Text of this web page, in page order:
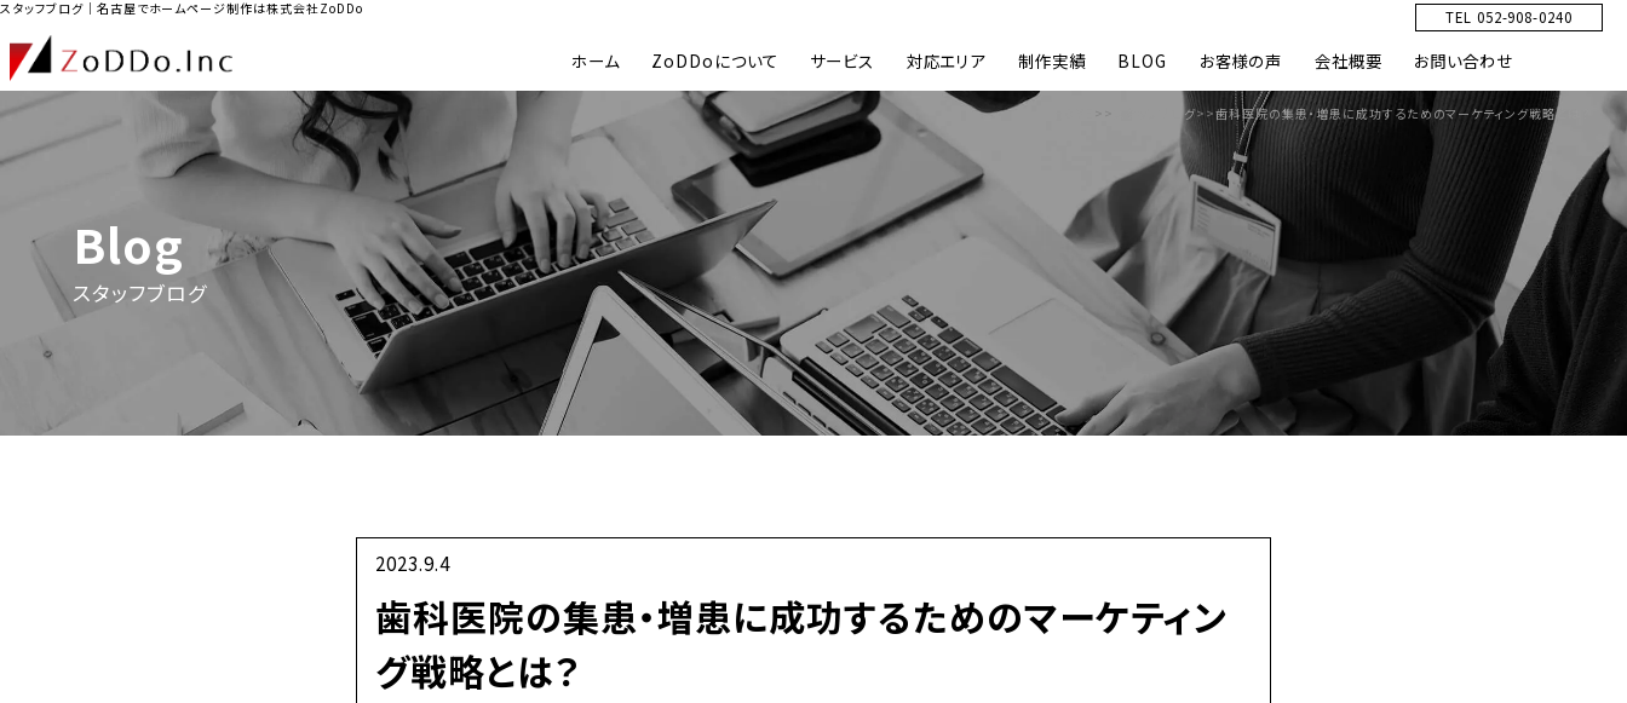
スタッフブログ｜名古屋でホームページ制作は株式会社ZoDDo
ホーム ZoDDoについて サービス 対応エリア 制作実績 BLOG お客様の声 会社概要 お問い合わせ
TEL 052-908-0240
Blog
スタッフブログ
スタッフブログ>>歯科医院の集患・増患に成功するためのマーケティング戦略とは？
2023.9.4
歯科医院の集患・増患に成功するためのマーケティン
グ戦略とは？